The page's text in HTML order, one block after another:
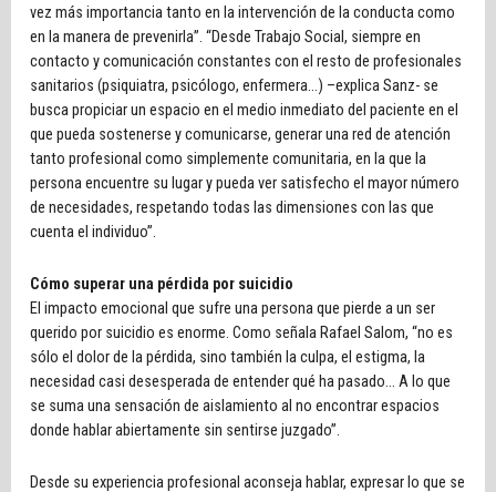
vez más importancia tanto en la intervención de la conducta como
en la manera de prevenirla”. “Desde Trabajo Social, siempre en
contacto y comunicación constantes con el resto de profesionales
sanitarios (psiquiatra, psicólogo, enfermera…) –explica Sanz- se
busca propiciar un espacio en el medio inmediato del paciente en el
que pueda sostenerse y comunicarse, generar una red de atención
tanto profesional como simplemente comunitaria, en la que la
persona encuentre su lugar y pueda ver satisfecho el mayor número
de necesidades, respetando todas las dimensiones con las que
cuenta el individuo”.
Cómo superar una pérdida por suicidio
El impacto emocional que sufre una persona que pierde a un ser
querido por suicidio es enorme. Como señala Rafael Salom, “no es
sólo el dolor de la pérdida, sino también la culpa, el estigma, la
necesidad casi desesperada de entender qué ha pasado… A lo que
se suma una sensación de aislamiento al no encontrar espacios
donde hablar abiertamente sin sentirse juzgado”.
Desde su experiencia profesional aconseja hablar, expresar lo que se